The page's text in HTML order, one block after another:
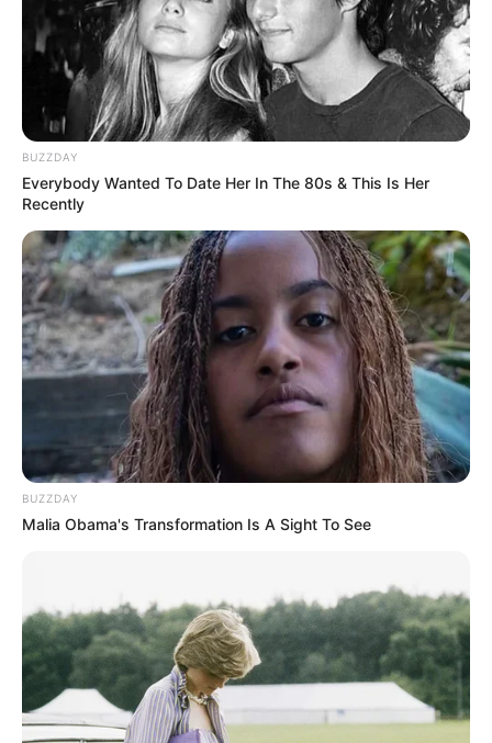
BUZZDAY
Everybody Wanted To Date Her In The 80s & This Is Her
Recently
BUZZDAY
Malia Obama's Transformation Is A Sight To See